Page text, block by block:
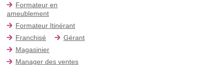
Formateur en
ameublement
Formateur Itinérant
Franchisé
Gérant
Magasinier
Manager des ventes